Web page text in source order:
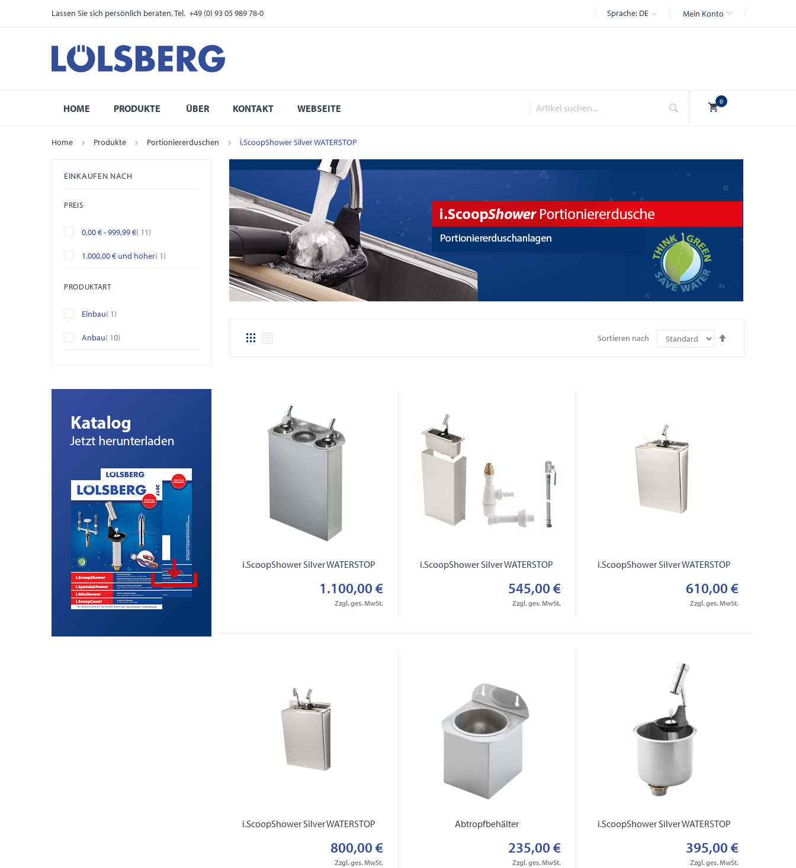
Lassen Sie sich persönlich beraten, Tel. +49 (0) 93 05 989 78-0 Sprache: DE Mein Konto
0
HOME PRODUKTE ÜBER KONTAKT WEBSEITE
Home Produkte Portioniererduschen i.ScoopShower Silver WATERSTOP
EINKAUFEN NACH
PREIS
0,00 €-999,99 € 11Artikel
1.000,00 € und höher 1Artikel
PRODUKTART
Einbau 1Artikel
Anbau 10Artikel Sortieren nach
i.ScoopShower Silver WATERSTOP
1.100,00 €
Zzgl. ges. MwSt.
i.ScoopShower Silver WATERSTOP
545,00 €
Zzgl. ges. MwSt.
i.ScoopShower Silver WATERSTOP
610,00 €
Zzgl. ges. MwSt.
i.ScoopShower Silver WATERSTOP
800,00 €
Zzgl. ges. MwSt.
Abtropfbehälter
235,00 €
Zzgl. ges. MwSt.
i.ScoopShower Silver WATERSTOP
395,00 €
Zzgl. ges. MwSt.